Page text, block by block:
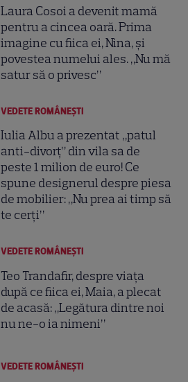
Laura Cosoi a devenit mamă
pentru a cincea oară. Prima
imagine cu fiica ei, Nina, și
povestea numelui ales. „Nu mă
satur să o privesc”
VEDETE ROMÂNEŞTI
Iulia Albu a prezentat „patul
anti-divorț” din vila sa de
peste 1 milion de euro! Ce
spune designerul despre piesa
de mobilier: „Nu prea ai timp să
te cerți”
VEDETE ROMÂNEŞTI
Teo Trandafir, despre viața
după ce fiica ei, Maia, a plecat
de acasă: „Legătura dintre noi
nu ne-o ia nimeni”
VEDETE ROMÂNEŞTI